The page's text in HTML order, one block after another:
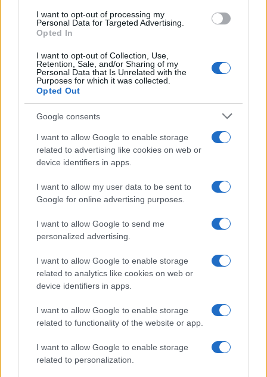
consent section.
I want to opt-out of processing my
Personal Data for Targeted Advertising.
Opted In
I want to opt-out of Collection, Use,
Retention, Sale, and/or Sharing of my
Personal Data that Is Unrelated with the
Purposes for which it was collected.
Opted Out
Google consents
I want to allow Google to enable storage
related to advertising like cookies on web or
device identifiers in apps.
I want to allow my user data to be sent to
Google for online advertising purposes.
I want to allow Google to send me
personalized advertising.
I want to allow Google to enable storage
related to analytics like cookies on web or
device identifiers in apps.
I want to allow Google to enable storage
related to functionality of the website or app.
I want to allow Google to enable storage
related to personalization.